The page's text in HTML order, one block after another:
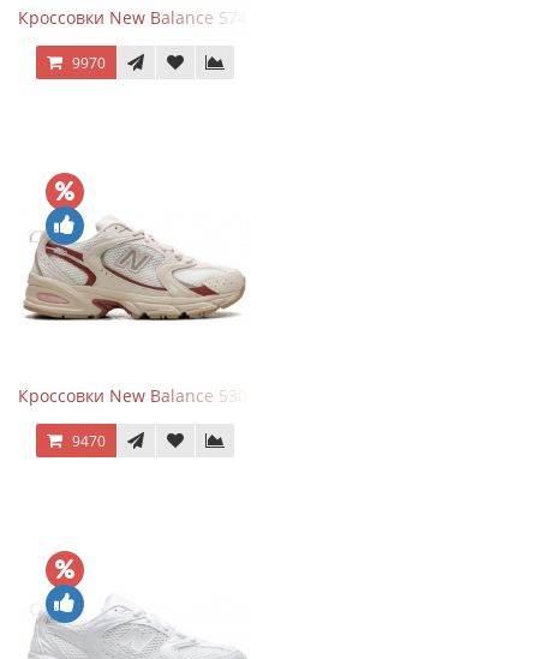
Кроссовки New Balance 574 Silver Summer Fog
9970
Кроссовки New Balance 530 Festival Pack Clay
9470